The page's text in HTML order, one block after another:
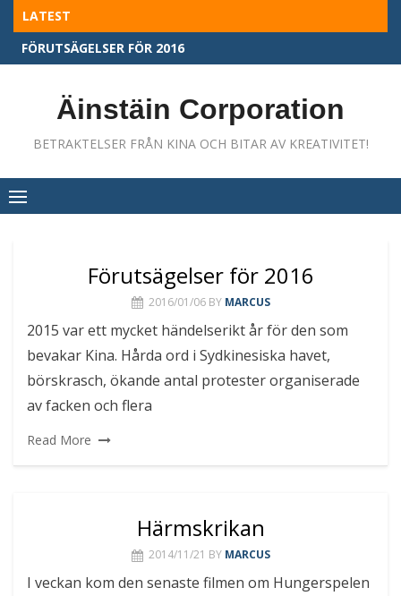
Skip
content
LATEST
HÄRMSKRIKAN
Äinstäin Corporation
BETRAKTELSER FRÅN KINA OCH BITAR AV KREATIVITET!
Förutsägelser för 2016
2016/01/06 BY MARCUS
2015 var ett mycket händelserikt år för den som
bevakar Kina. Hårda ord i Sydkinesiska havet,
börskrasch, ökande antal protester organiserade
av facken och flera
Read More
Härmskrikan
2014/11/21 BY MARCUS
I veckan kom den senaste filmen om Hungerspelen